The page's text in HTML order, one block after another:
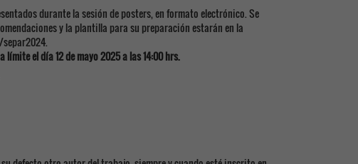
durante la sesión de posters, en formato electrónico. Se
y la plantilla para su preparación estarán en la
separ2024.
límite el día 12 de mayo 2025 a las 14:00 hrs.